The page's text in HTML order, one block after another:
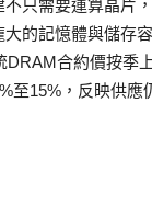
只需要運算晶片
的記憶體與儲存
合約價按季
至15%，反映供應